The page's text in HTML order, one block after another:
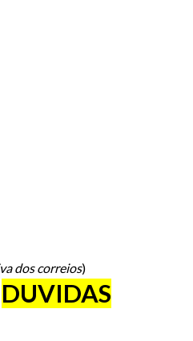
dos correios)
DUVIDAS